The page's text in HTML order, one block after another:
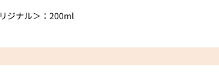
ジナル＞：200ml